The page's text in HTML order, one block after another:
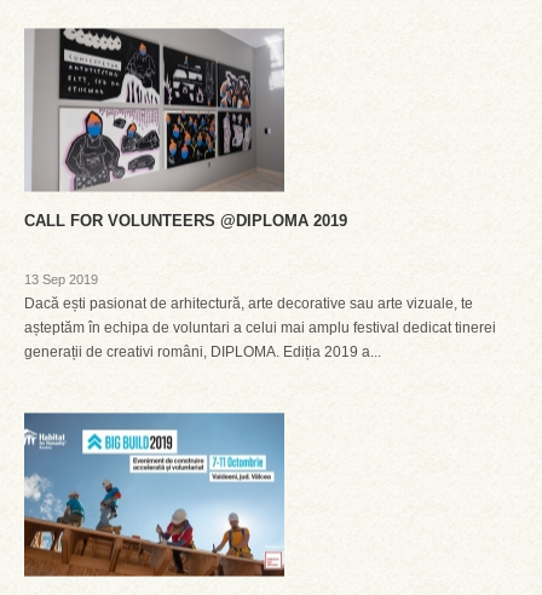
CALL FOR VOLUNTEERS @DIPLOMA 2019
13 Sep 2019
Dacă ești pasionat de arhitectură, arte decorative sau arte vizuale, te
așteptăm în echipa de voluntari a celui mai amplu festival dedicat tinerei
generații de creativi români, DIPLOMA. Ediția 2019 a...